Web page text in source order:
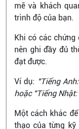
mẽ và khách
trình độ của bạn.
Khi có các chứng
nên ghi đầy đủ
đạt được.
Ví dụ: "Tiếng
hoặc "Tiếng Nhật:
Một cách khác
thạo của từng kỹ